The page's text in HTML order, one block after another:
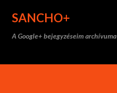
SANCHO+
A Google+ bejegyzéseim archívuma